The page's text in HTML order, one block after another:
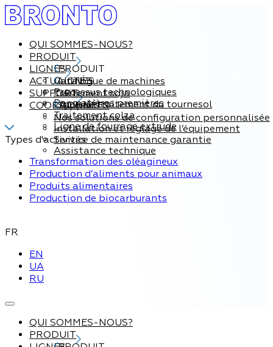
QUI SOMMES-NOUS?
PRODUIT
PRODUIT
Catalogue de machines
Processus technologiques
Par matières premières
LIGNES
LIGNES
Traitement soja
Ligne de traitement du tournesol
Traitement colza
Ligne de fourrage extrude
ACTUALITÉS
SUPPORT
Support
Nos solutions de configuration personnalisée
Installation et réglage de l’équipement
Service de maintenance garantie
Assistance technique
COORDONNÉES
Types d'activités
Transformation des oléagineux
Production d’aliments pour animaux
Produits alimentaires
Production de biocarburants
FR
EN
UA
RU
QUI SOMMES-NOUS?
PRODUIT